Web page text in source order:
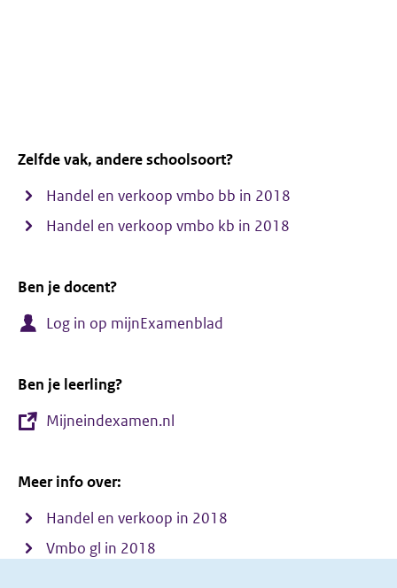
Zelfde vak, andere schoolsoort?
Handel en verkoop vmbo bb in 2018
Handel en verkoop vmbo kb in 2018
Ben je docent?
Log in op mijnExamenblad
Ben je leerling?
Mijneindexamen.nl
Meer info over:
Handel en verkoop in 2018
Vmbo gl in 2018